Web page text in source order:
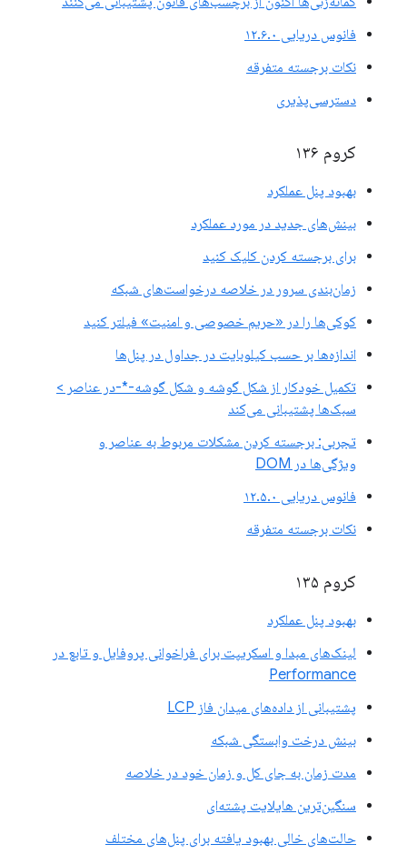
فانوس دریایی ۱۲.۶.۰
نکات برجسته متفرقه
دسترسی‌پذیری
کروم ۱۳۶
بهبود پنل عملکرد
بینش‌های جدید در مورد عملکرد
برای برجسته کردن کلیک کنید
زمان‌بندی سرور در خلاصه درخواست‌های شبکه
کوکی‌ها را در «حریم خصوصی و امنیت» فیلتر کنید
اندازه‌ها بر حسب کیلوبایت در جداول در پنل‌ها
تکمیل خودکار از شکل گوشه و شکل گوشه-*-در عناصر >
سبک‌ها پشتیبانی می‌کند
تجربی: برجسته کردن مشکلات مربوط به عناصر و
ویژگی‌ها در DOM
فانوس دریایی ۱۲.۵.۰
نکات برجسته متفرقه
کروم ۱۳۵
بهبود پنل عملکرد
لینک‌های مبدا و اسکریپت برای فراخوانی پروفایل و تابع در
Performance
پشتیبانی از داده‌های میدان فاز LCP
بینش درخت وابستگی شبکه
مدت زمان به جای کل و زمان خود در خلاصه
سنگین‌ترین هایلایت پشته‌ای
حالت‌های خالی بهبود یافته برای پنل‌های مختلف